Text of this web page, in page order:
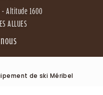
Altitude 1600
ALLUES
de ski Méribel